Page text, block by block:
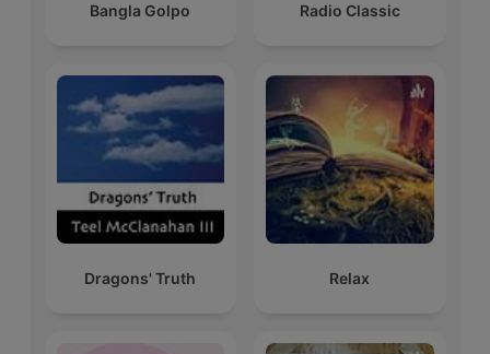
Bangla Golpo Radio Classic
Dragons' Truth Relax